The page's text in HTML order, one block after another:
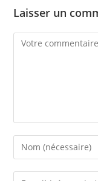
Laisser un